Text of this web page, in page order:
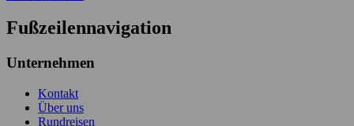
Fußzeilennavigation
Unternehmen
Kontakt
Über uns
Rundreisen